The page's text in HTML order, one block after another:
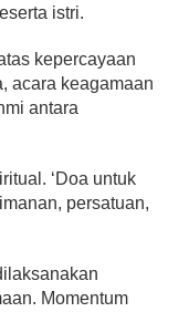
istri.
kepercayaan
acara keagamaan
antara
‘Doa untuk
persatuan,
Momentum